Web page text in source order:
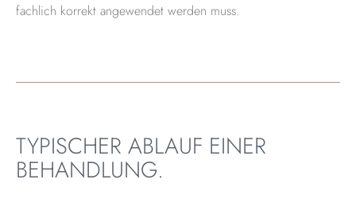
fachlich korrekt angewendet werden muss.
TYPISCHER ABLAUF EINER
BEHANDLUNG.